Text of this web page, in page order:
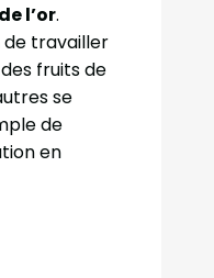
l’or.
de travailler
fruits de
se
de
en